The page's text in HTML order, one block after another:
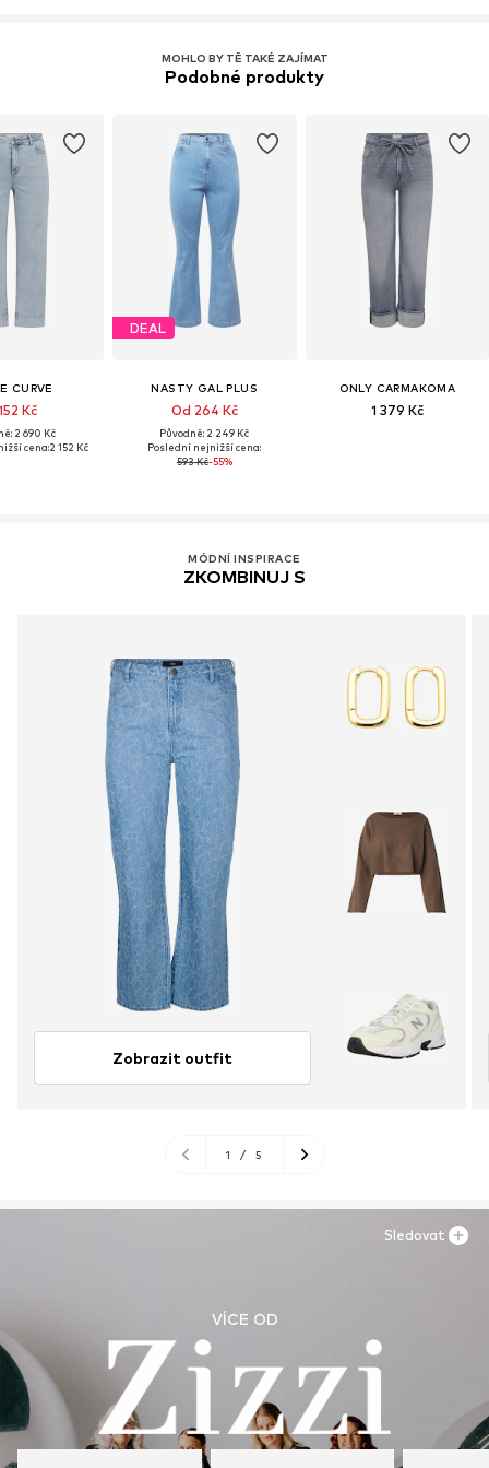
MOHLO BY TĚ TAKÉ ZAJÍMAT
Podobné produkty
CURVE
Kč
2 690 Kč
cena:2 152 Kč
DEAL
NASTY GAL PLUS
Od 264 Kč
Původně: 2 249 Kč
Poslední nejnižší cena:
593 Kč-55%
ONLY CARMAKOMA
1 379 Kč
MÓDNÍ INSPIRACE
ZKOMBINUJ S
Zobrazit outfit
1 / 5
VÍCE OD
Sledovat